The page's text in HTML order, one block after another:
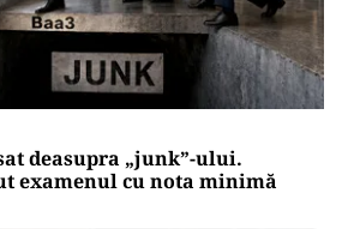
deasupra „junk”-ului.
examenul cu nota minimă